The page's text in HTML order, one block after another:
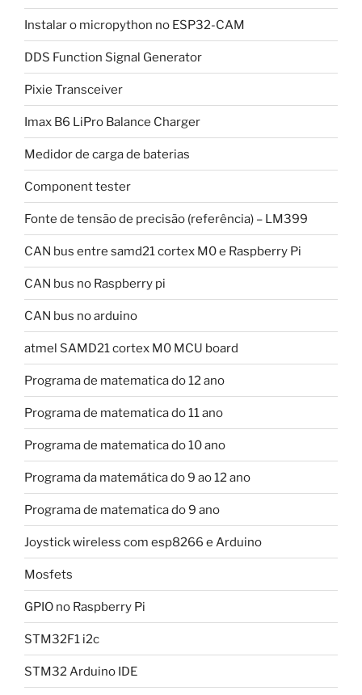
Instalar o micropython no ESP32-CAM
DDS Function Signal Generator
Pixie Transceiver
Imax B6 LiPro Balance Charger
Medidor de carga de baterias
Component tester
Fonte de tensão de precisão (referência) – LM399
CAN bus entre samd21 cortex M0 e Raspberry Pi
CAN bus no Raspberry pi
CAN bus no arduino
atmel SAMD21 cortex M0 MCU board
Programa de matematica do 12 ano
Programa de matematica do 11 ano
Programa de matematica do 10 ano
Programa da matemática do 9 ao 12 ano
Programa de matematica do 9 ano
Joystick wireless com esp8266 e Arduino
Mosfets
GPIO no Raspberry Pi
STM32F1 i2c
STM32 Arduino IDE